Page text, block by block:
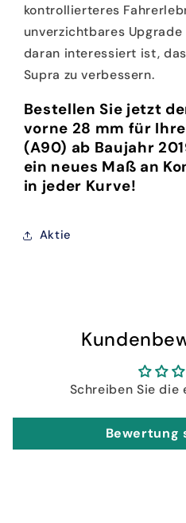
kontrollierteres
unverzichtbares
daran interessiert ist,
Supra zu verbessern.
Bestellen Sie jetzt
vorne 28 mm für
(A90) ab Baujahr
ein neues Maß an
in jeder Kurve!
Aktie
Schreiben Sie die
Bewertung